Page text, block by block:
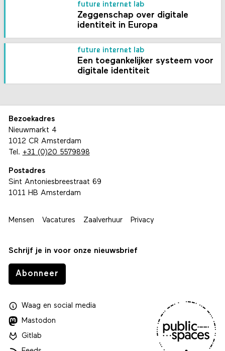
future internet lab
Zeggenschap over digitale
identiteit in Europa
future internet lab
Een toegankelijker systeem voor
digitale identiteit
Bezoekadres
Nieuwmarkt 4
1012 CR Amsterdam
Tel. +31 (0)20 5579898
Postadres
Sint Antoniesbreestraat 69
1011 HB Amsterdam
Mensen Vacatures Zaalverhuur Privacy
Schrijf je in voor onze nieuwsbrief
Abonneer
Waagen social media
Mastodon
Gitlab